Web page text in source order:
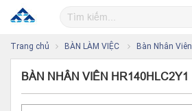
Trang chủ BÀN LÀM VIỆC Bàn Nhân Viên
BÀN NHÂN VIÊN HR140HLC2Y1